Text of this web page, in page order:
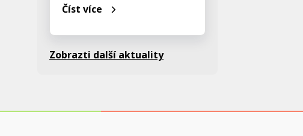
Číst více
Zobrazti další aktuality